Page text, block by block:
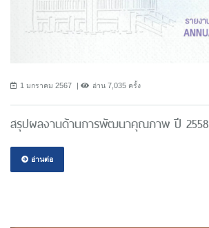
1 มกราคม 2567 อ่าน 7,035 ครั้ง
สรุปผลงานด้านการพัฒนาคุณภาพ ปี 2558
อ่านต่อ